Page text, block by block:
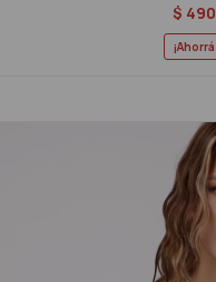
$ 490